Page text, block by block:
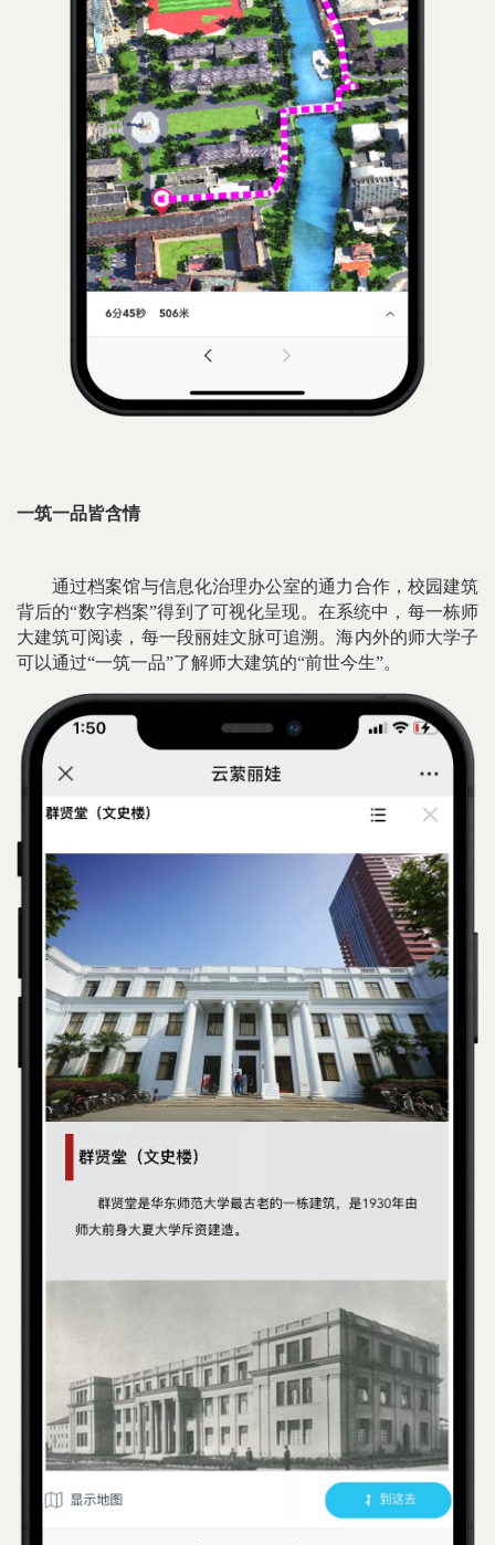
一筑一品皆含情
通过档案馆与信息化治理办公室的通力合作，校园建筑
背后的“数字档案”得到了可视化呈现。在系统中，每一栋师
大建筑可阅读，每一段丽娃文脉可追溯。海内外的师大学子
可以通过“一筑一品”了解师大建筑的“前世今生”。